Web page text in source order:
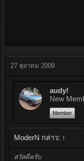
27 ตุลาคม 2009
audy!
New
Member
ModerN กล่าว: ↑
สวัสดีครับ